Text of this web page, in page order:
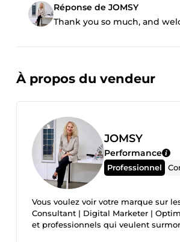
Réponse de JOMSY
Thank you so much, and
À propos du vendeur
JOMSY
Performance
Professionnel
Vous voulez voir votre marque sur
Consultant | Digital Marketer |
et professionnels qui veulent
remplir les caisses de leur